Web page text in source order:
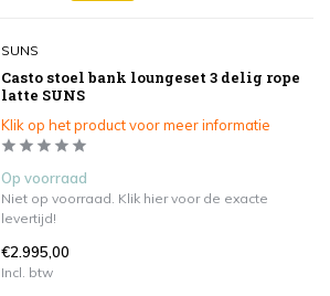
SUNS
Casto stoel bank loungeset 3 delig rope
latte SUNS
Klik op het product voor meer informatie
Op voorraad
Niet op voorraad. Klik hier voor de exacte
levertijd!
€2.995,00
Incl. btw